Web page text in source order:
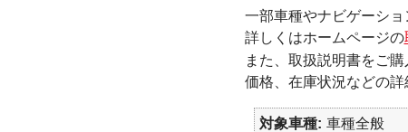
一部車種やナビゲーシ
詳しくはホームページの
また、取扱説明書をご
価格、在庫状況などの詳
対象車種 車種全般